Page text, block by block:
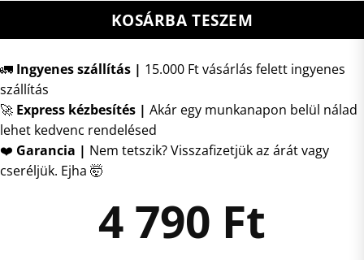
KOSÁRBA TESZEM
🚛 Ingyenes szállítás | 15.000 Ft vásárlás felett ingyenes
szállítás
🚀 Express kézbesítés | Akár egy munkanapon belül nálad
lehet kedvenc rendelésed
❤️ Garancia | Nem tetszik? Visszafizetjük az árát vagy
cseréljük. Ejha 🤯
4 790 Ft